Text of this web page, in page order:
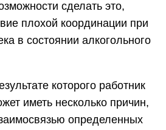
сделать это,
плохой координации при
в состоянии алкогольного
которого работник
иметь несколько причин,
определенных